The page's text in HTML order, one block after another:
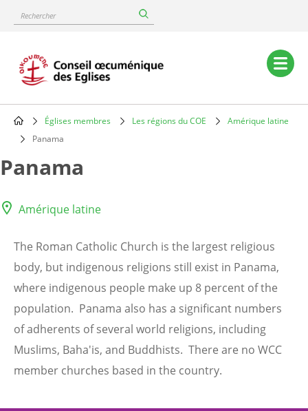
content
Rechercher
Main
navigation
Breadcrumb
Églises membres Les régions du COE
Amérique latine
Panama
Panama
Amérique latine
The Roman Catholic Church is the largest religious
body, but indigenous religions still exist in Panama,
where indigenous people make up 8 percent of the
population. Panama also has a significant numbers
of adherents of several world religions, including
Muslims, Baha'is, and Buddhists. There are no WCC
member churches based in the country.